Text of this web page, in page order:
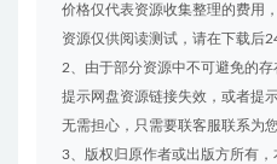
价格仅代表资源收集整理的费用
资源仅供阅读测试，请在下载后
2、由于部分资源中不可避免的
提示网盘资源链接失效，或者提
无需担心，只需要联客服联系为
3、版权归原作者或出版方所有